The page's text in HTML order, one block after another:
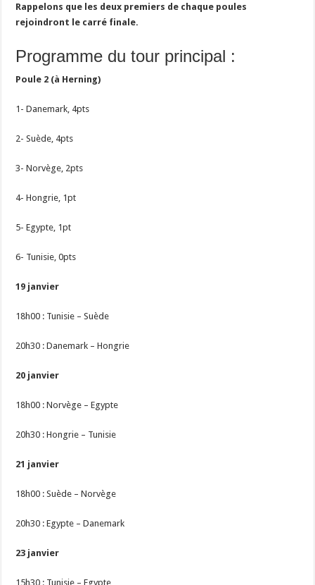
Rappelons que les deux premiers de chaque poules
rejoindront le carré finale.
Programme du tour principal :
Poule 2 (à Herning)
1- Danemark, 4pts
2- Suède, 4pts
3- Norvège, 2pts
4- Hongrie, 1pt
5- Egypte, 1pt
6- Tunisie, 0pts
19 janvier
18h00 : Tunisie – Suède
20h30 : Danemark – Hongrie
20 janvier
18h00 : Norvège – Egypte
20h30 : Hongrie – Tunisie
21 janvier
18h00 : Suède – Norvège
20h30 : Egypte – Danemark
23 janvier
15h30 : Tunisie – Egypte